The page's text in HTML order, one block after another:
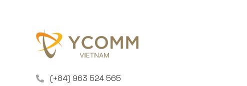
(+84) 963 524 565